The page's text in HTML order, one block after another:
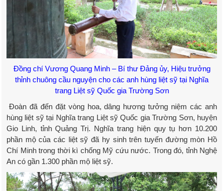
Đồng chí Vương Quang Minh – Bí thư Đảng ủy, Hiệu trưởng
thỉnh chuông cầu nguyện cho các anh hùng liệt sỹ tại Nghĩa
trang Liệt sỹ Quốc gia Trường Sơn
Đoàn đã đến đặt vòng hoa, dâng hương tưởng niệm các anh
hùng liệt sỹ tại Nghĩa trang Liệt sỹ Quốc gia Trường Sơn, huyện
Gio Linh, tỉnh Quảng Trị. Nghĩa trang hiện quy tụ hơn 10.200
phần mộ của các liệt sỹ đã hy sinh trên tuyến đường mòn Hồ
Chí Minh trong thời kì chống Mỹ cứu nước. Trong đó, tỉnh Nghệ
An có gần 1.300 phần mộ liệt sỹ.